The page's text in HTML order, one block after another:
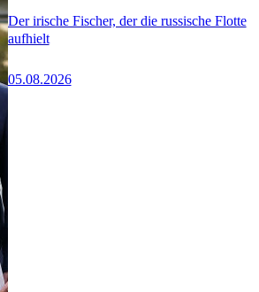
Der irische Fischer, der die russische Flotte
aufhielt
05.08.2026